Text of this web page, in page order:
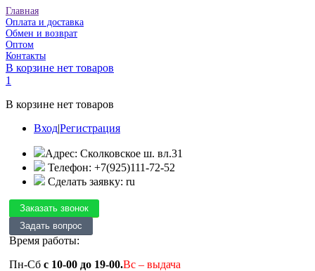
Главная
Оплата и доставка
Обмен и возврат
Оптом
Контакты
В корзине нет товаров
1
В корзине нет товаров
Вход|Регистрация
Адрес: Сколковское ш. вл.31
Телефон: +7(925)111-72-52
Сделать заявку: ru
Время работы:
Пн-Сб с 10-00 до 19-00.Вс – выдача